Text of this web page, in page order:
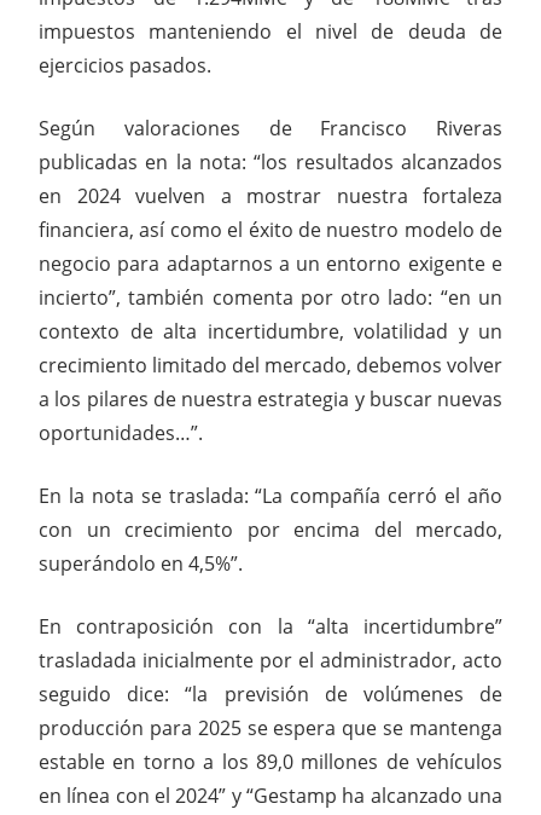
impuestos manteniendo el nivel de deuda de
ejercicios pasados.
Según valoraciones de Francisco Riveras
publicadas en la nota: “los resultados alcanzados
en 2024 vuelven a mostrar nuestra fortaleza
financiera, así como el éxito de nuestro modelo de
negocio para adaptarnos a un entorno exigente e
incierto”, también comenta por otro lado: “en un
contexto de alta incertidumbre, volatilidad y un
crecimiento limitado del mercado, debemos volver
a los pilares de nuestra estrategia y buscar nuevas
oportunidades…”.
En la nota se traslada: “La compañía cerró el año
con un crecimiento por encima del mercado,
superándolo en 4,5%”.
En contraposición con la “alta incertidumbre”
trasladada inicialmente por el administrador, acto
seguido dice: “la previsión de volúmenes de
producción para 2025 se espera que se mantenga
estable en torno a los 89,0 millones de vehículos
en línea con el 2024” y “Gestamp ha alcanzado una